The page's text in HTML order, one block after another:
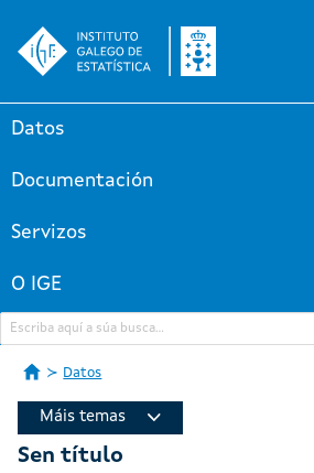
Datos
Documentación
Servizos
O IGE
Datos
Máis temas
Sen título